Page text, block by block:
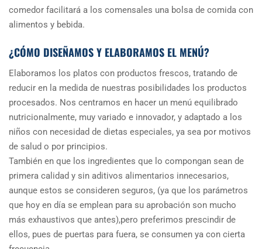
comedor facilitará a los comensales una bolsa de comida con
alimentos y bebida.
¿CÓMO DISEÑAMOS Y ELABORAMOS EL MENÚ?
Elaboramos los platos con productos frescos, tratando de
reducir en la medida de nuestras posibilidades los productos
procesados. Nos centramos en hacer un menú equilibrado
nutricionalmente, muy variado e innovador, y adaptado a los
niños con necesidad de dietas especiales, ya sea por motivos
de salud o por principios.
También en que los ingredientes que lo compongan sean de
primera calidad y sin aditivos alimentarios innecesarios,
aunque estos se consideren seguros, (ya que los parámetros
que hoy en día se emplean para su aprobación son mucho
más exhaustivos que antes),pero preferimos prescindir de
ellos, pues de puertas para fuera, se consumen ya con cierta